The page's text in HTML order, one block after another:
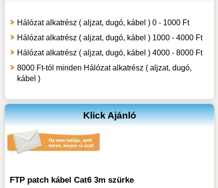
Hálózat alkatrész ( aljzat, dugó, kábel ) 0 - 1000 Ft
Hálózat alkatrész ( aljzat, dugó, kábel ) 1000 - 4000 Ft
Hálózat alkatrész ( aljzat, dugó, kábel ) 4000 - 8000 Ft
8000 Ft-tól minden Hálózat alkatrész ( aljzat, dugó,
kábel )
Klick Ajánló
FTP patch kábel Cat6 3m szürke